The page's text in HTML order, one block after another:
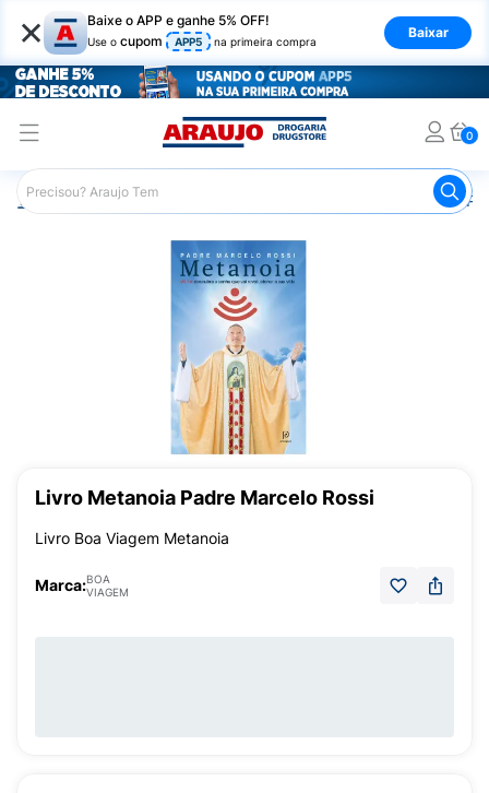
× Baixe o APP e ganhe 5% OFF!
Use o cupom APP5 na primeira compra
Baixar
0
Araujo Mercado Livro Metanoia
Livro Metanoia Padre Marcelo Rossi
Livro Boa Viagem Metanoia
Marca:BOA
VIAGEM